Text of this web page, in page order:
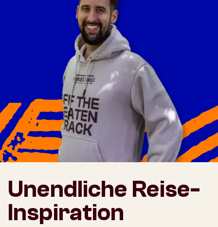
Unendliche Reise-
Inspiration